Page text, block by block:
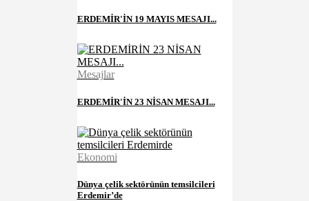
ERDEMİR'İN 19 MAYIS MESAJI...
Mesajlar
ERDEMİR'İN 23 NİSAN MESAJI...
Ekonomi
Dünya çelik sektörünün temsilcileri
Erdemir’de